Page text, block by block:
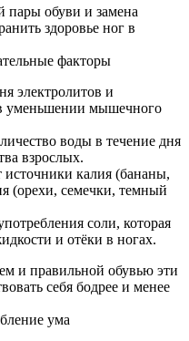
пары обуви и замена
здоровье ног в
факторы
электролитов и
уменьшении мышечного
воды в течение дня
взрослых.
калия (бананы,
(орехи, семечки, темный
соли, которая
и отёки в ногах.
и правильной обувью эти
себя бодрее и менее
ума